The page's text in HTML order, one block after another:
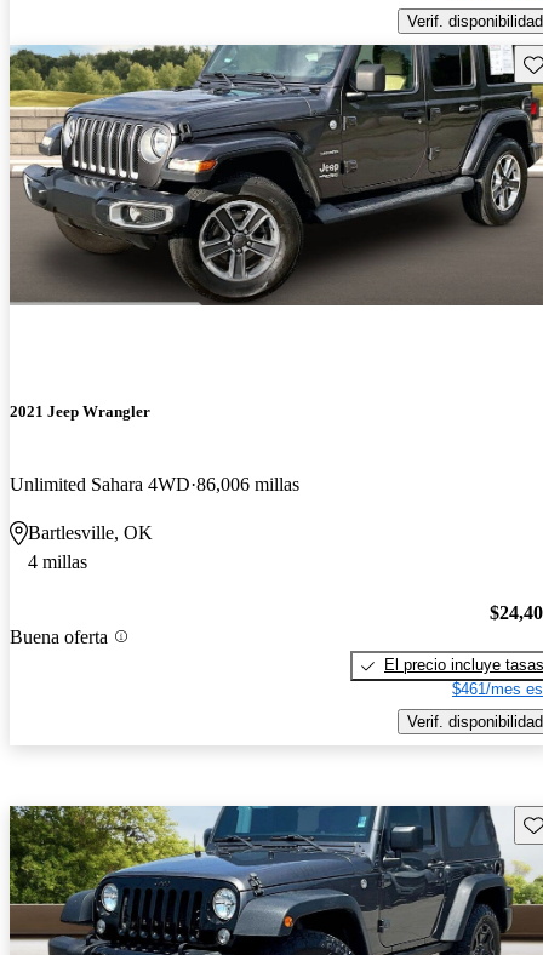
Verif. disponibilidad
2021 Jeep Wrangler
Unlimited Sahara 4WD 86,006 millas
Bartlesville, OK
4 millas
Buena oferta
El precio incluye tasas
$461/mes
Verif. disponibilidad